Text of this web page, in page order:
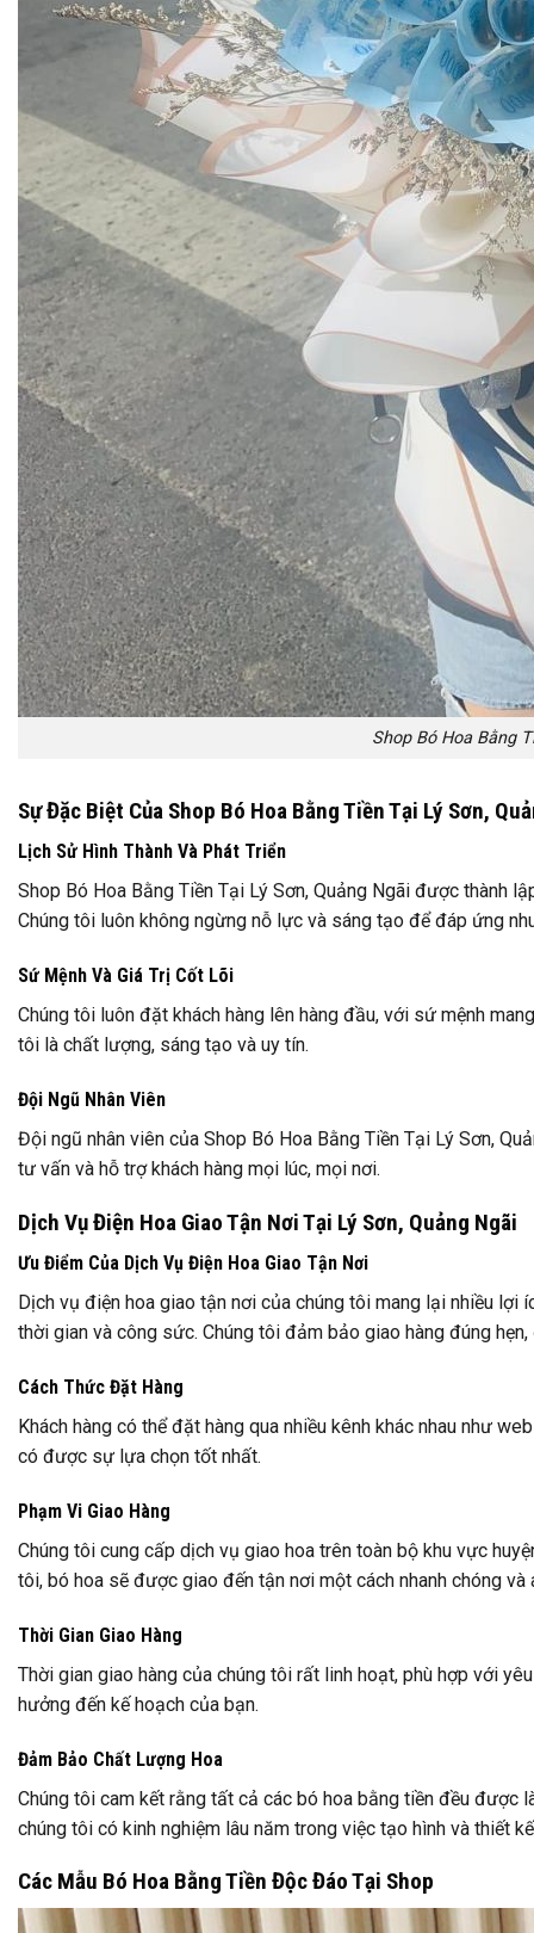
Shop Bó Hoa Bằng
Sự Đặc Biệt Của Shop Bó Hoa Bằng Tiền Tại Lý Sơn,
Lịch Sử Hình Thành Và Phát Triển
Shop Bó Hoa Bằng Tiền Tại Lý Sơn, Quảng Ngãi được thành
Chúng tôi luôn không ngừng nỗ lực và sáng tạo để đáp ứng
Sứ Mệnh Và Giá Trị Cốt Lõi
Chúng tôi luôn đặt khách hàng lên hàng đầu, với sứ mệnh
tôi là chất lượng, sáng tạo và uy tín.
Đội Ngũ Nhân Viên
Đội ngũ nhân viên của Shop Bó Hoa Bằng Tiền Tại Lý Sơn,
tư vấn và hỗ trợ khách hàng mọi lúc, mọi nơi.
Dịch Vụ Điện Hoa Giao Tận Nơi Tại Lý Sơn, Quảng Ngãi
Ưu Điểm Của Dịch Vụ Điện Hoa Giao Tận Nơi
Dịch vụ điện hoa giao tận nơi của chúng tôi mang lại nhiều lợi
thời gian và công sức. Chúng tôi đảm bảo giao hàng đúng
Cách Thức Đặt Hàng
Khách hàng có thể đặt hàng qua nhiều kênh khác nhau như
có được sự lựa chọn tốt nhất.
Phạm Vi Giao Hàng
Chúng tôi cung cấp dịch vụ giao hoa trên toàn bộ khu vực
tôi, bó hoa sẽ được giao đến tận nơi một cách nhanh chóng và
Thời Gian Giao Hàng
Thời gian giao hàng của chúng tôi rất linh hoạt, phù hợp với
hưởng đến kế hoạch của bạn.
Đảm Bảo Chất Lượng Hoa
Chúng tôi cam kết rằng tất cả các bó hoa bằng tiền đều
chúng tôi có kinh nghiệm lâu năm trong việc tạo hình và thiết
Các Mẫu Bó Hoa Bằng Tiền Độc Đáo Tại Shop